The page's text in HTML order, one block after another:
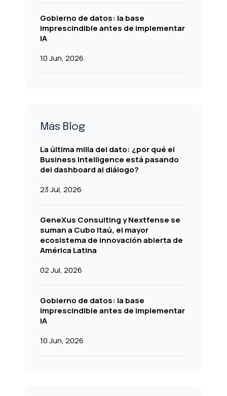
Gobierno de datos: la base
imprescindible antes de implementar
IA
10 Jun, 2026
Más Blog
La última milla del dato: ¿por qué el
Business Intelligence está pasando
del dashboard al diálogo?
23 Jul, 2026
GeneXus Consulting y Nextfense se
suman a Cubo Itaú, el mayor
ecosistema de innovación abierta de
América Latina
02 Jul, 2026
Gobierno de datos: la base
imprescindible antes de implementar
IA
10 Jun, 2026